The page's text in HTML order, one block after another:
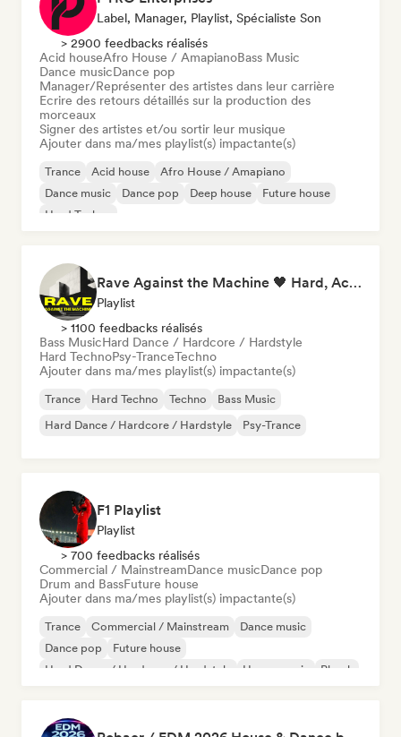
Label, Manager, Playlist, Spécialiste Son
> 2900 feedbacks réalisés
Acid houseAfro House / AmapianoBass Music
Dance musicDance pop
Manager/Représenter des artistes dans leur carrière
Ecrire des retours détaillés sur la production des
morceaux
Signer des artistes et/ou sortir leur musique
Ajouter dans ma/mes playlist(s) impactante(s)
Trance Acid house
Afro House / Amapiano
Dance music
Dance pop Deep house
Future house
Hard Techno
Rave Against the Machine 🖤 Hard, Acid & Dark Techno
Playlist
> 1100 feedbacks réalisés
Bass MusicHard Dance / Hardcore / Hardstyle
Hard TechnoPsy-TranceTechno
Ajouter dans ma/mes playlist(s) impactante(s)
Trance Hard Techno Techno
Bass Music
Hard Dance / Hardcore / Hardstyle
Psy-Trance
F1 Playlist
Playlist
> 700 feedbacks réalisés
Commercial / MainstreamDance musicDance pop
Drum and BassFuture house
Ajouter dans ma/mes playlist(s) impactante(s)
Trance Commercial / Mainstream
Dance music
Dance pop
Future house
Hard Dance / Hardcore / Hardstyle
House music Phonk